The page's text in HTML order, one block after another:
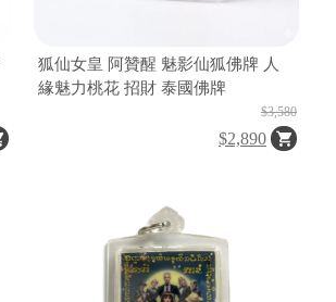
狐仙女皇 阿贊醒 魅影仙狐佛牌 人
緣魅力桃花 招財 泰國佛牌
$3,580
$2,890